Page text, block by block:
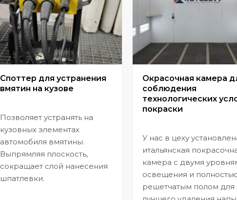
Споттер для устранения
вмятин на кузове
Позволяет устранять на
кузовных элементах
автомобиля вмятины.
Выпрямляя плоскость,
сокращает слой нанесения
шпатлевки.
Окрасочная камера
соблюдения
технологических
покраски
У нас в цеху
итальянская
камера с двумя
освещения и
решетчатым полом для